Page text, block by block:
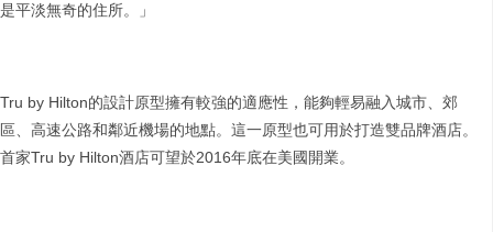
是平淡無奇的住所。」
Tru by Hilton的設計原型擁有較強的適應性，能夠輕易融入城市、郊
區、高速公路和鄰近機場的地點。這一原型也可用於打造雙品牌酒店。
首家Tru by Hilton酒店可望於2016年底在美國開業。